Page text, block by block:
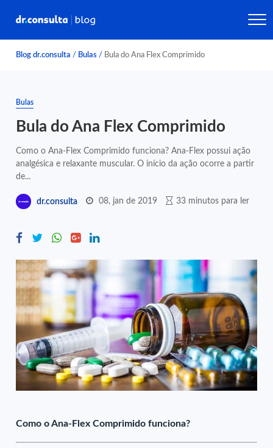
Blog dr.consulta / Bulas / Bula do Ana Flex Comprimido
Bulas
Bula do Ana Flex Comprimido
Como o Ana-Flex Comprimido funciona? Ana-Flex possui ação
analgésica e relaxante muscular. O início da ação ocorre a partir
de...
dr.consulta 08, jan de 2019 33 minutos para ler
Como o Ana-Flex Comprimido funciona?